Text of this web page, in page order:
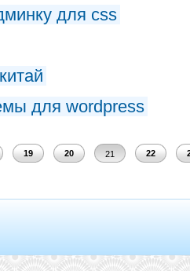
для css
для wordpress
19 20 21 22